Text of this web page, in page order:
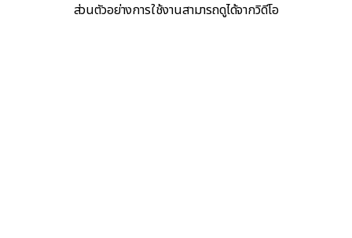
ส่วนตัวอย่างการใช้งานสามารถดูได้จากวิดีโอ